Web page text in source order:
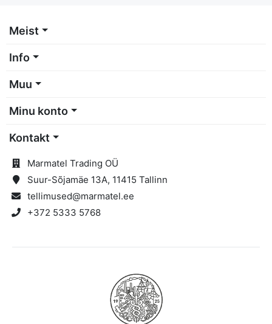
Meist
Info
Muu
Minu konto
Kontakt
Marmatel Trading OÜ
Suur-Sõjamäe 13A, 11415 Tallinn
tellimused@marmatel.ee
+372 5333 5768